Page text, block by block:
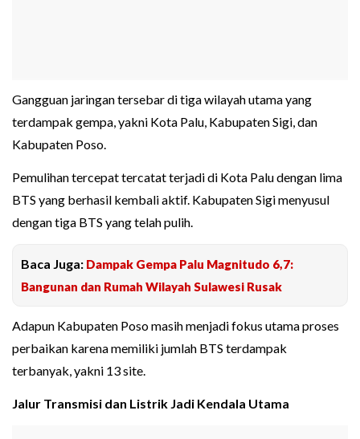
Gangguan jaringan tersebar di tiga wilayah utama yang
terdampak gempa, yakni Kota Palu, Kabupaten Sigi, dan
Kabupaten Poso.
Pemulihan tercepat tercatat terjadi di Kota Palu dengan lima
BTS yang berhasil kembali aktif. Kabupaten Sigi menyusul
dengan tiga BTS yang telah pulih.
Baca Juga: Dampak Gempa Palu Magnitudo 6,7:
Bangunan dan Rumah Wilayah Sulawesi Rusak
Adapun Kabupaten Poso masih menjadi fokus utama proses
perbaikan karena memiliki jumlah BTS terdampak
terbanyak, yakni 13 site.
Jalur Transmisi dan Listrik Jadi Kendala Utama